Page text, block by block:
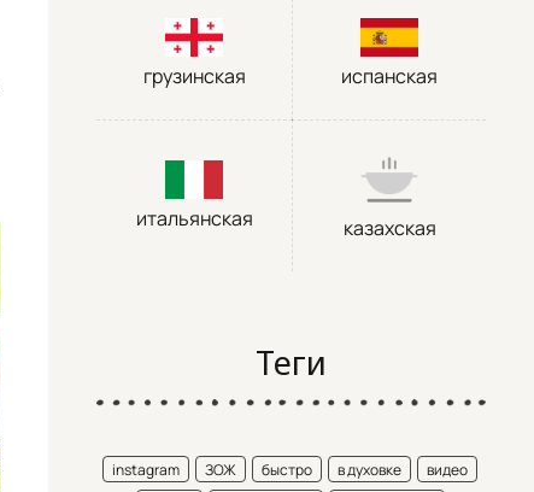
грузинская испанская
итальянская казахская
Теги
instagram ЗОЖ быстро в духовке
видео